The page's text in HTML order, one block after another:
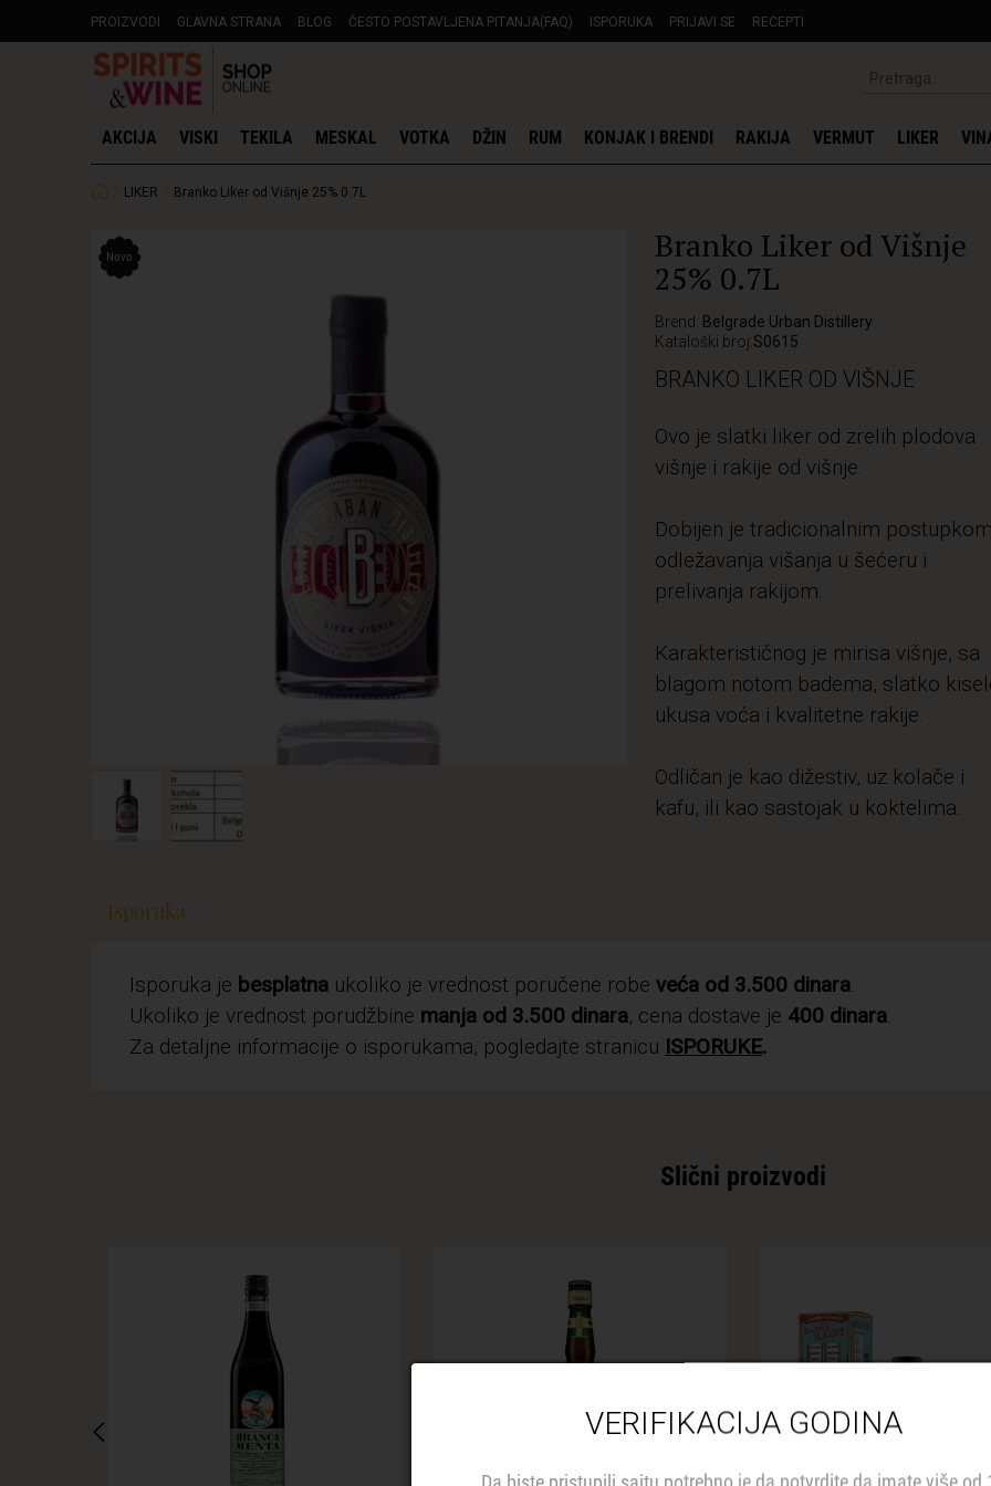
VERIFIKACIJA GODINA
PROIZVODI GLAVNA STRANA BLOG ČESTO POSTAVLJENA PITANJA(FAQ) ISPORUKA PRIJAVI SE RECEPTI
AKCIJA VISKI TEKILA MESKAL VOTKA DŽIN RUM KONJAK I BRENDI RAKIJA VERMUT LIKER
LIKER Branko Liker od Višnje 25% 0.7L
Novo
Branko Liker od Višnje
25% 0.7L
Brend: Belgrade Urban Distillery
Kataloški broj:S0615
BRANKO LIKER OD VIŠNJE
Ovo je slatki liker od zrelih plodova
višnje i rakije od višnje.
Dobijen je tradicionalnim postupkom
odležavanja višanja u šećeru i
prelivanja rakijom.
Karakterističnog je mirisa višnje, sa
blagom notom badema, slatko
ukusa voća i kvalitetne rakije.
Odličan je kao dižestiv, uz kolače i
kafu, ili kao sastojak u koktelima.
Isporuka
Isporuka je besplatna ukoliko je vrednost poručene robe veća od 3.500 dinara.
Ukoliko je vrednost porudžbine manja od 3.500 dinara, cena dostave je 400 dinara.
Za detaljne informacije o isporukama, pogledajte stranicu ISPORUKE.
Slični proizvodi